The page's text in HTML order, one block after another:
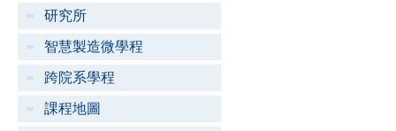
研究所
智慧製造微學程
跨院系學程
課程地圖